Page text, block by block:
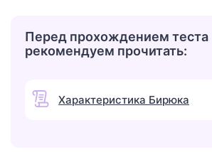
Перед прохождением теста
рекомендуем прочитать:
Характеристика Бирюка